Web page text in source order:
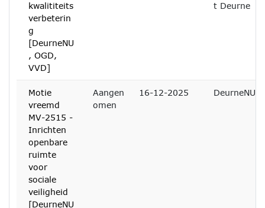
kwalititeits
verbeterin
g
[DeurneNU
, OGD,
VVD]
t Deurne
Motie
vreemd
MV-2515 -
Inrichten
openbare
ruimte
voor
sociale
veiligheid
[DeurneNU
Aangen
omen
16-12-2025 DeurneNU